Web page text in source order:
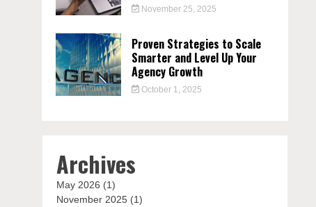
November 25, 2025
Proven Strategies to Scale
Smarter and Level Up Your
Agency Growth
October 1, 2025
Archives
May 2026 (1)
November 2025(1)